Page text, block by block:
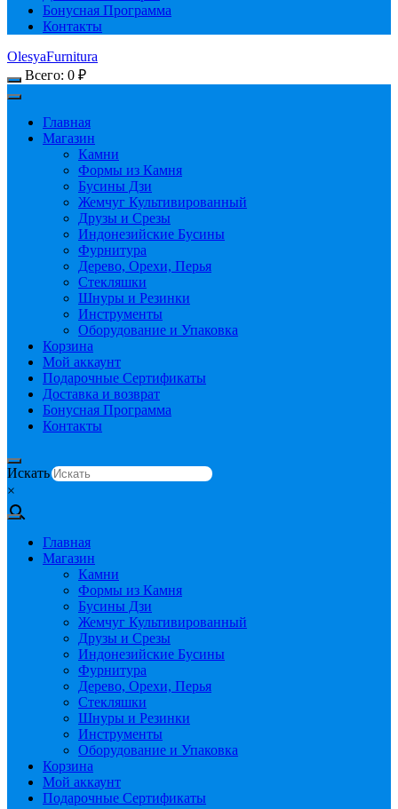
Бонусная Программа
Контакты
OlesyaFurnitura
Всего: 0 ₽
Главная
Магазин
Камни
Формы из Камня
Бусины Дзи
Жемчуг Культивированный
Друзы и Срезы
Индонезийские Бусины
Фурнитура
Дерево, Орехи, Перья
Стекляшки
Шнуры и Резинки
Инструменты
Оборудование и Упаковка
Корзина
Мой аккаунт
Подарочные Сертификаты
Доставка и возврат
Бонусная Программа
Контакты
Искать
×
Главная
Магазин
Камни
Формы из Камня
Бусины Дзи
Жемчуг Культивированный
Друзы и Срезы
Индонезийские Бусины
Фурнитура
Дерево, Орехи, Перья
Стекляшки
Шнуры и Резинки
Инструменты
Оборудование и Упаковка
Корзина
Мой аккаунт
Подарочные Сертификаты